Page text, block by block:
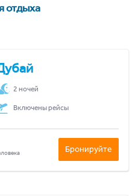
отдыха
2 ночей
Включены рейсы
Бронируйте